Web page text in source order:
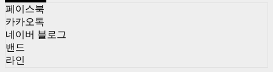
페이스북
카카오톡
네이버 블로그
밴드
라인